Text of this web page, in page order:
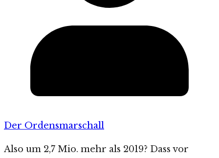
Der Ordensmarschall
Also um 2,7 Mio. mehr als 2019? Dass vor